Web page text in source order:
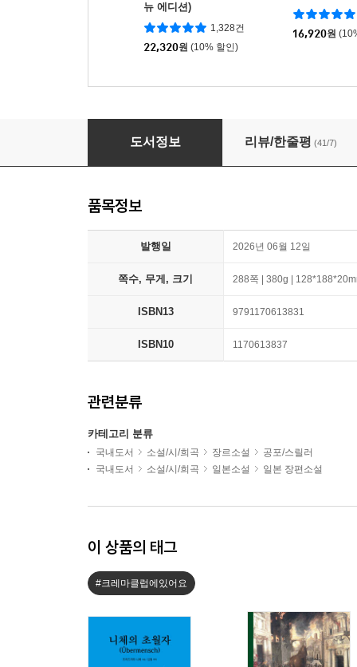
뉴 에디션)
1,328건
22,320원 (10% 할인)
16,920원
열람 엄금
도서정보 리뷰/한줄평 (41/7)
품목정보
발행일 2026년 06월 12일
쪽수, 무게, 크기 288쪽 | 380g |
ISBN13 9791170613831
ISBN10 1170613837
관련분류
카테고리 분류
국내도서 소설/시/희곡 장르소설
공포/스릴러
국내도서
소설/시/희곡 일본소설 일본 장편소설
이 상품의 태그
#크레마클럽에있어요